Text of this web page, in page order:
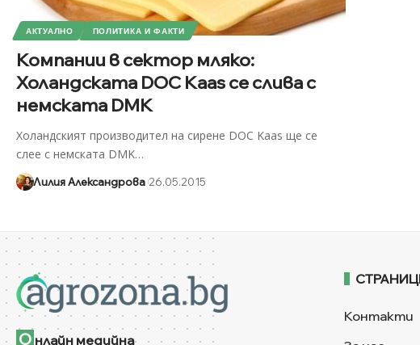
АКТУАЛНО ПОЛИТИКА И ФАКТИ
Компании в сектор мляко:
Холандската DOC Kaas се слива с
немската DMK
Холандският производител на сирене DOC Kaas ще се
слее с немската DMK…
Лилия Александрова 26.05.2015
О нлайн медийна
Контакти